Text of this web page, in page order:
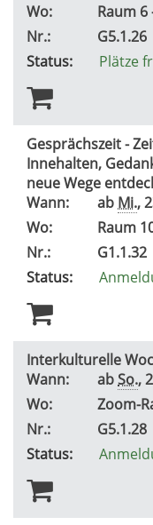
Wo:
Raum
Nr.:
G5.1.26
Status:
Plätze
Gesprächszeit -
Innehalten,
neue Wege
Wann:
ab Mi.,
Wo:
Raum
Nr.:
G1.1.32
Status:
Interkulturelle
Wann:
abSo.,
Wo:
Zoom-
Nr.:
G5.1.28
Status: